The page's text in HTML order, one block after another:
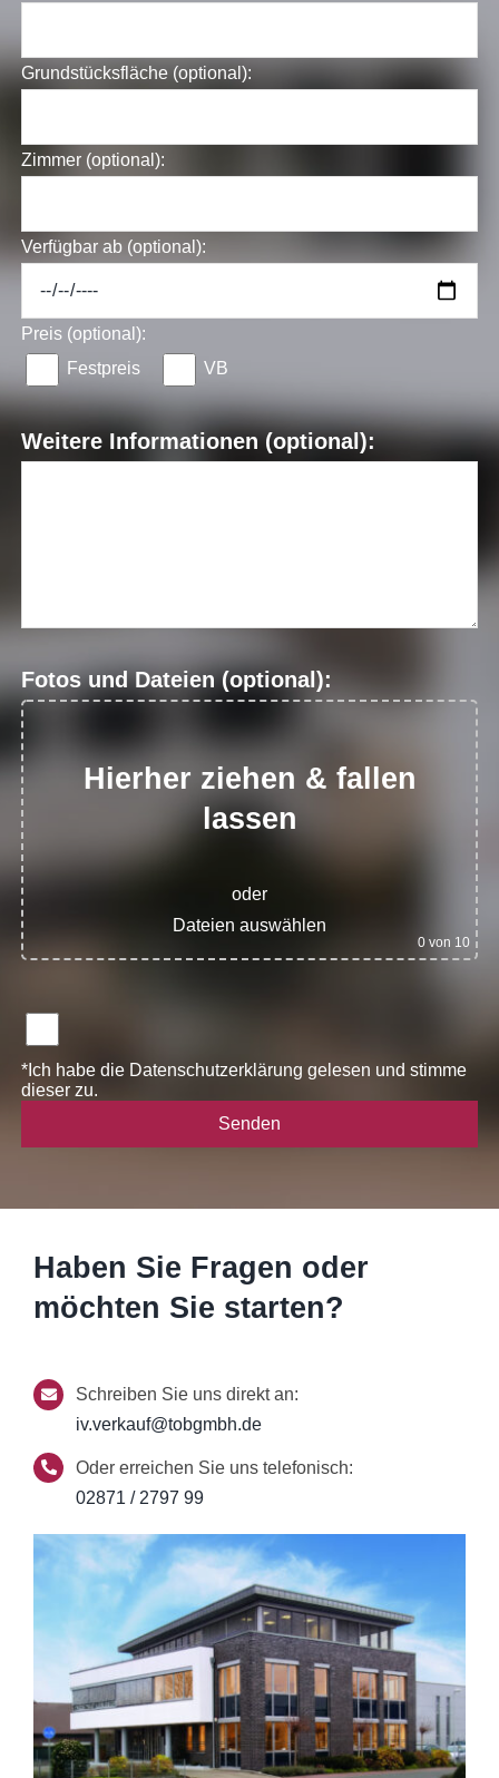
Grundstücksfläche (optional):
Zimmer (optional):
Verfügbar ab (optional):
Preis (optional):
Festpreis
VB
Weitere Informationen (optional):
Fotos und Dateien (optional):
Hierher ziehen & fallen
lassen
oder
Dateien auswählen
0von 10
*Ich habe die Datenschutzerklärung gelesen und stimme
dieser zu.
Haben Sie Fragen oder
möchten Sie starten?
Schreiben Sie uns direkt an:
iv.verkauf@tobgmbh.de
Oder erreichen Sie uns telefonisch:
02871 / 2797 99